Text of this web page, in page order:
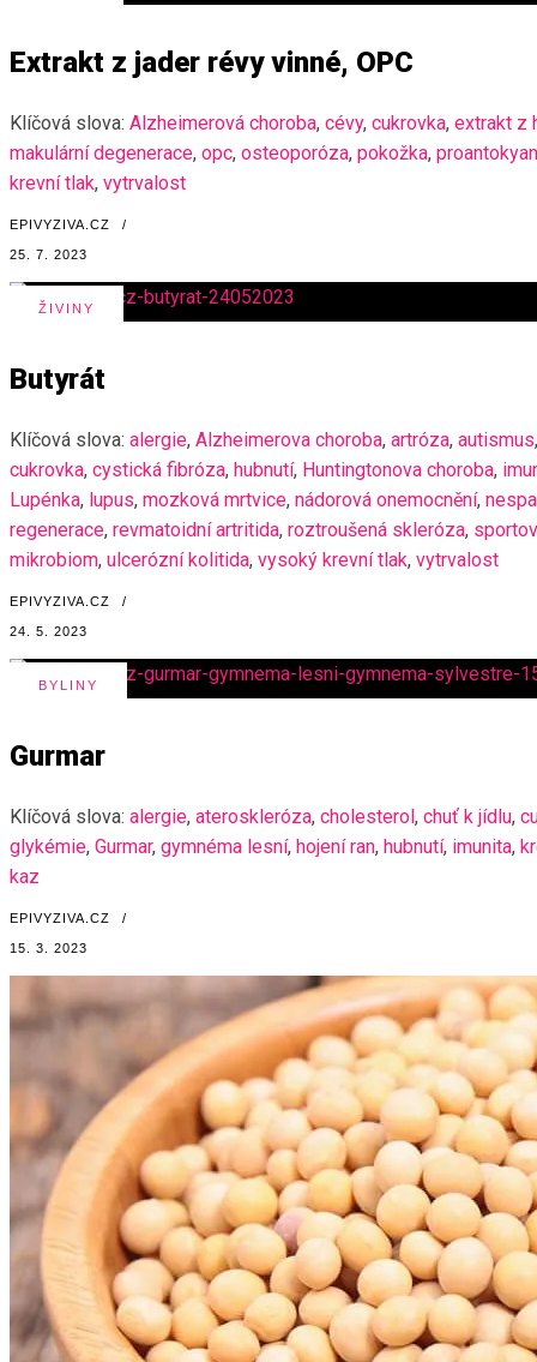
Extrakt z jader révy vinné, OPC
Klíčová slova: Alzheimerová choroba, cévy, cukrovka, extrakt z
makulární degenerace, opc, osteoporóza, pokožka,
krevní tlak, vytrvalost
EPIVYZIVA.CZ /
25. 7. 2023
ŽIVINY
Butyrát
Klíčová slova: alergie, Alzheimerova choroba, artróza, autismus,
cukrovka, cystická fibróza, hubnutí, Huntingtonova choroba,
Lupénka, lupus, mozková mrtvice, nádorová onemocnění,
regenerace, revmatoidní artritida, roztroušená skleróza,
mikrobiom, ulcerózní kolitida, vysoký krevní tlak, vytrvalost
EPIVYZIVA.CZ /
24. 5. 2023
BYLINY
Gurmar
Klíčová slova: alergie, ateroskleróza, cholesterol, chuť k jídlu,
glykémie, Gurmar, gymnéma lesní, hojení ran, hubnutí, imunita,
kaz
EPIVYZIVA.CZ /
15. 3. 2023